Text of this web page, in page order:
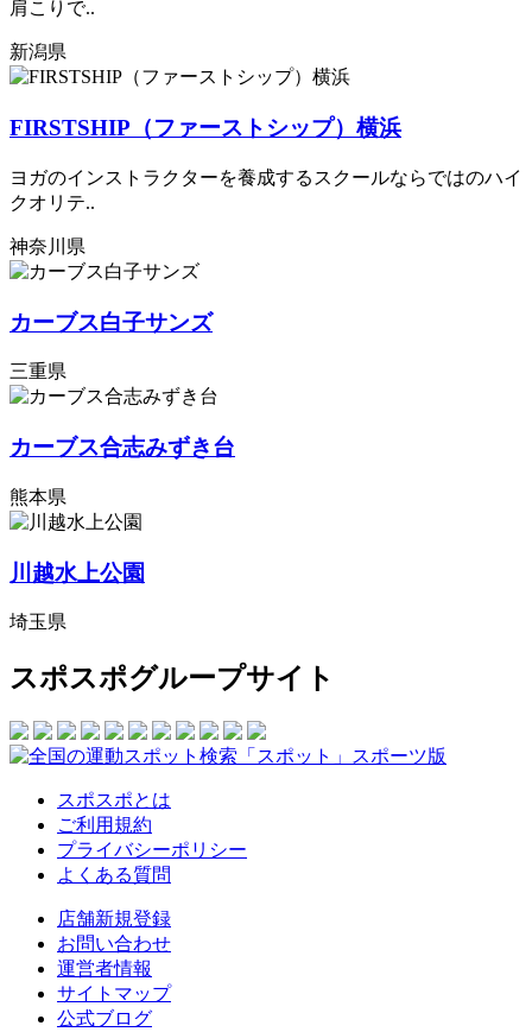
肩こりで..
新潟県
FIRSTSHIP（ファーストシップ）横浜
ヨガのインストラクターを養成するスクールならではのハイ
クオリテ..
神奈川県
カーブス白子サンズ
三重県
カーブス合志みずき台
熊本県
川越水上公園
埼玉県
スポスポグループサイト
スポスポとは
ご利用規約
プライバシーポリシー
よくある質問
店舗新規登録
お問い合わせ
運営者情報
サイトマップ
公式ブログ